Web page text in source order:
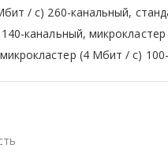
/ с) 260-канальный,
канальный,
(4 Мбит / с)